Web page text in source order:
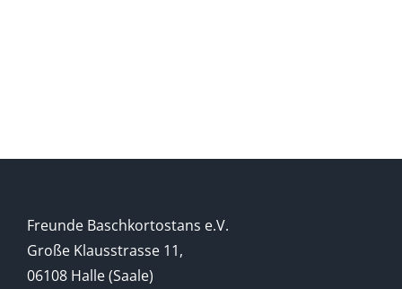
Freunde Baschkortostans e.V.
Große Klausstrasse 11,
06108 Halle (Saale)